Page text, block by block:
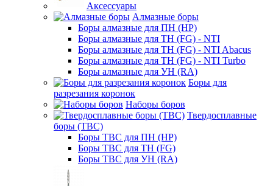
Аксессуары
Алмазные боры
Боры алмазные для ПН (HP)
Боры алмазные для ТН (FG) - NTI
Боры алмазные для ТН (FG) - NTI Abacus
Боры алмазные для ТН (FG) - NTI Turbo
Боры алмазные для УН (RA)
Боры для
разрезания коронок
Наборы боров
Твердосплавные
боры (ТВС)
Боры ТВС для ПН (HP)
Боры ТВС для ТН (FG)
Боры ТВС для УН (RA)